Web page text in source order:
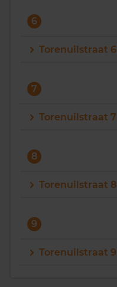
6
Torenuilstraat 6
7
Torenuilstraat 7
8
Torenuilstraat 8
9
Torenuilstraat 9